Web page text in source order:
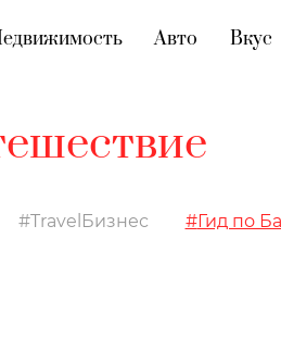
(current)
Авто (current)
Вкус
TravelБизнес Гид по